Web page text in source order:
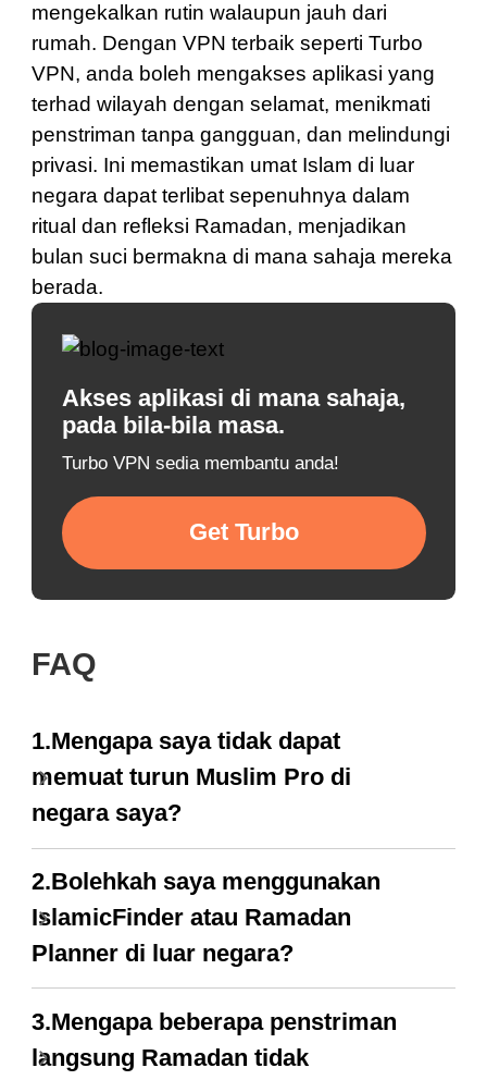
mengekalkan rutin walaupun jauh dari
rumah. Dengan VPN terbaik seperti Turbo
VPN, anda boleh mengakses aplikasi yang
terhad wilayah dengan selamat, menikmati
penstriman tanpa gangguan, dan melindungi
privasi. Ini memastikan umat Islam di luar
negara dapat terlibat sepenuhnya dalam
ritual dan refleksi Ramadan, menjadikan
bulan suci bermakna di mana sahaja mereka
berada.
Akses aplikasi di mana sahaja,
pada bila-bila masa.
Turbo VPN sedia membantu anda!
Get Turbo
FAQ
1.Mengapa saya tidak dapat
memuat turun Muslim Pro di
negara saya?
2.Bolehkah saya menggunakan
IslamicFinder atau Ramadan
Planner di luar negara?
3.Mengapa beberapa penstriman
langsung Ramadan tidak